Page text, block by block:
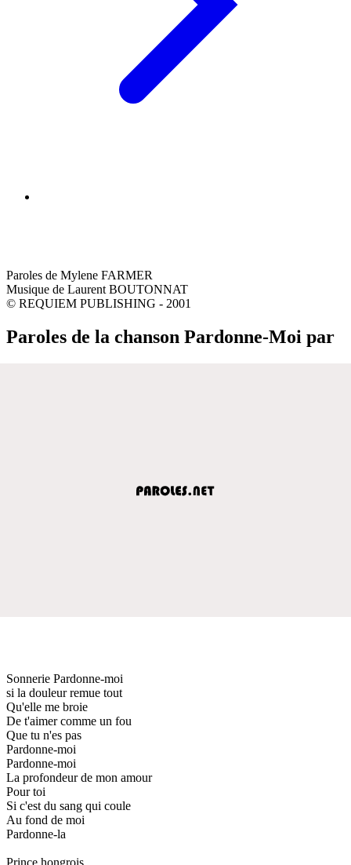
Paroles de Mylene FARMER
Musique de Laurent BOUTONNAT
© REQUIEM PUBLISHING - 2001
Paroles de la chanson Pardonne-Moi par
Sonnerie Pardonne-moi
si la douleur remue tout
Qu'elle me broie
De t'aimer comme un fou
Que tu n'es pas
Pardonne-moi
Pardonne-moi
La profondeur de mon amour
Pour toi
Si c'est du sang qui coule
Au fond de moi
Pardonne-la
Prince hongrois